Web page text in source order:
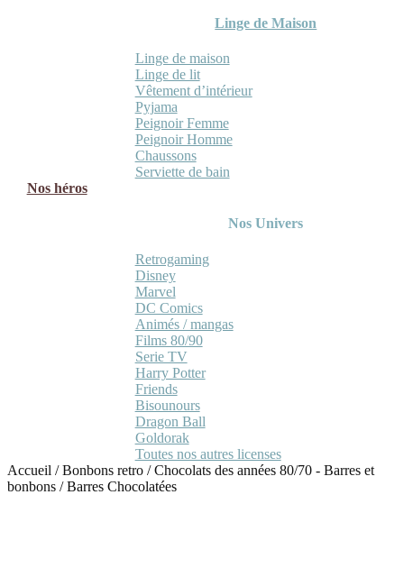
Linge de Maison
Linge de maison
Linge de lit
Vêtement d’intérieur
Pyjama
Peignoir Femme
Peignoir Homme
Chaussons
Serviette de bain
Nos héros
Nos Univers
Retrogaming
Disney
Marvel
DC Comics
Animés / mangas
Films 80/90
Serie TV
Harry Potter
Friends
Bisounours
Dragon Ball
Goldorak
Toutes nos autres licenses
Accueil /Bonbons retro /Chocolats des années 80/70 - Barres et
bonbons /Barres Chocolatées